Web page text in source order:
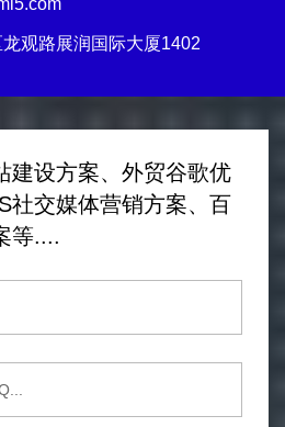
观路展润国际大厦1402
建设方案、外贸谷歌优
社交媒体营销方案、百
等....